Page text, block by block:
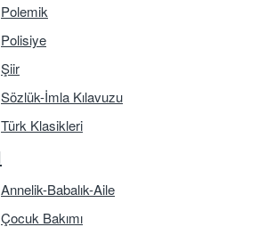
Polemik
Polisiye
Şiir
Sözlük-İmla Kılavuzu
Türk Klasikleri
Annelik-Babalık-Aile
Çocuk Bakımı